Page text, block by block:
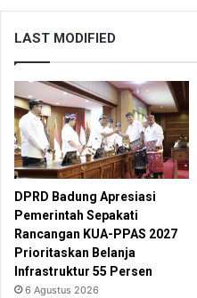
LAST MODIFIED
DPRD Badung Apresiasi
Pemerintah Sepakati
Rancangan KUA-PPAS 2027
Prioritaskan Belanja
Infrastruktur 55 Persen
6 Agustus 2026